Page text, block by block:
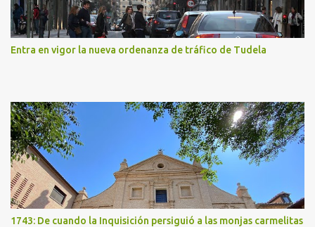
Entra en vigor la nueva ordenanza de tráfico de Tudela
1743: De cuando la Inquisición persiguió a las monjas carmelitas